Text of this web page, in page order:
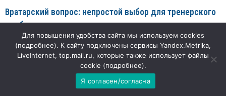
Вратарский вопрос: непростой выбор для тренерского
штаба
Особое внимание в этой встрече привлёк эпизод с
заменой вратаря: российский голкипер Матвей Сафонов,
вышедший в стартовом составе, покинул поле в
перерыве после двух пропущенных мячей. Решение
тренеров «ПСЖ» выглядело закономерным: в
Для повышения удобства сайта мы используем cookies
(подробнее). К сайту подключены сервисы Yandex.Metrika,
LiveInternet, top.mail.ru, которые также использует файлы
cookie (подробнее).
Я согласен/согласна